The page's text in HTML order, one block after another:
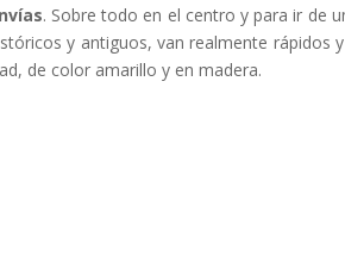
. Sobre todo en el centro y para ir de
y antiguos, van realmente rápidos
de color amarillo y en madera.